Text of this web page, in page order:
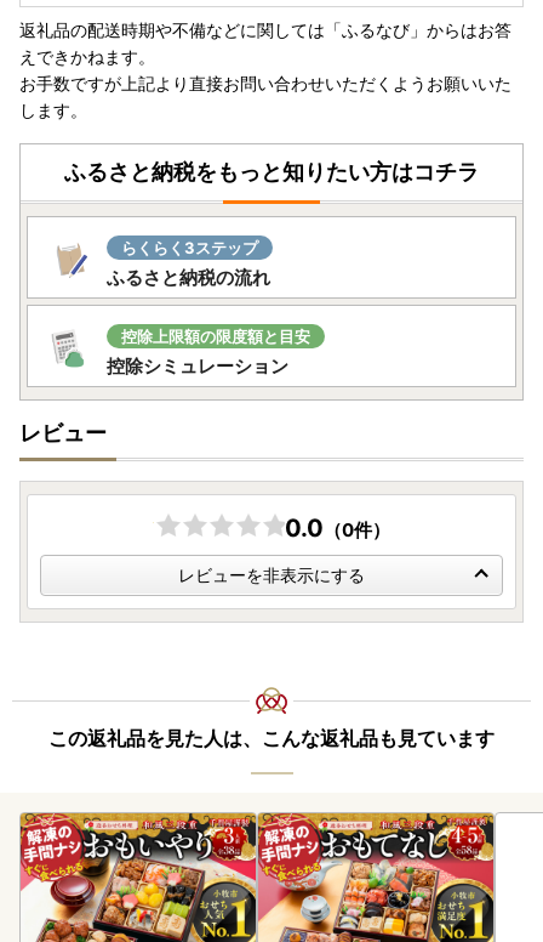
【年末の書類発送について】
＜ワンストップ特例申請書＞
2026年12月25日(金)までの入金分は2026年12月31日(木)ま
でに発送します。
2026年12月26日(土)から2026年12月31日(木)までの入金分
は2027年1月6日(水)までに発送します。
＜受領証明書＞
でに発送します。
2026年12月21日(月)から2026年12月31日(木)までの入金分
は2027年1月中に発送します。
返礼品の配送時期や不備などに関しては「ふるなび」からはお答
えできかねます。
お手数ですが上記より直接お問い合わせいただくようお願いいた
します。
ふるさと納税をもっと知りたい方はコチラ
らくらく3ステップ
ふるさと納税の流れ
控除上限額の限度額と目安
控除シミュレーション
レビュー
0.0 （0件）
レビューを非表示にする
この返礼品を見た人は、こんな返礼品も見ています